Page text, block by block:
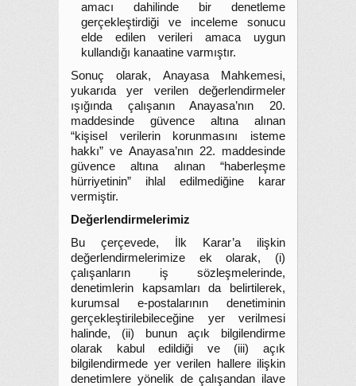
amacı dahilinde bir denetleme
gerçekleştirdiği ve inceleme sonucu
elde edilen verileri amaca uygun
kullandığı kanaatine varmıştır.
Sonuç olarak, Anayasa Mahkemesi,
yukarıda yer verilen değerlendirmeler
ışığında çalışanın Anayasa’nın 20.
maddesinde güvence altına alınan
“kişisel verilerin korunmasını isteme
hakkı” ve Anayasa’nın 22. maddesinde
güvence altına alınan “haberleşme
hürriyetinin” ihlal edilmediğine karar
vermiştir.
Değerlendirmelerimiz
Bu çerçevede, İlk Karar’a ilişkin
değerlendirmelerimize ek olarak, (i)
çalışanların iş sözleşmelerinde,
denetimlerin kapsamları da belirtilerek,
kurumsal e-postalarının denetiminin
gerçekleştirilebileceğine yer verilmesi
halinde, (ii) bunun açık bilgilendirme
olarak kabul edildiği ve (iii) açık
bilgilendirmede yer verilen hallere ilişkin
denetimlere yönelik de çalışandan ilave